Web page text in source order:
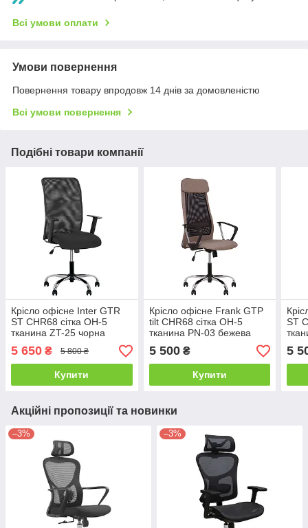
Всі умови оплати
Умови повернення
Повернення товару впродовж 14 днів за домовленістю
Всі умови повернення
Подібні товари компанії
Крісло офісне Inter GTR
ST CHR68 сітка OH-5
тканина ZT-25 чорна
(Новий Стиль ТМ)
5 650 ₴ 5 800 ₴
Купити
Крісло офісне Frank GTP
tilt CHR68 сітка OH-5
тканина PN-03 бежева
(Новий Стиль ТМ)
5 500₴
Купити
ST
5
Акційні пропозиції та новинки
–3% –3%